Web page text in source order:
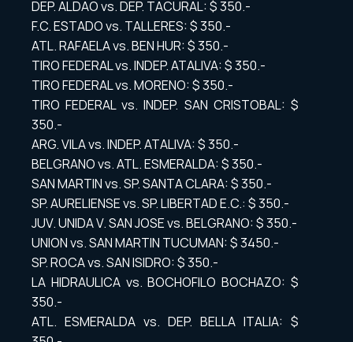
DEP. ALDAO vs. DEP. TACURAL: $ 350.-
F.C. ESTADO vs. TALLERES: $ 350.-
ATL. RAFAELA vs. BEN HUR: $ 350.-
TIRO FEDERAL vs. INDEP. ATALIVA: $ 350.-
TIRO FEDERAL vs. MORENO: $ 350.-
TIRO FEDERAL vs. INDEP. SAN CRISTOBAL: $
350.-
ARG. VILA vs. INDEP. ATALIVA: $ 350.-
BELGRANO vs. ATL. ESMERALDA: $ 350.-
SAN MARTIN vs. SP. SANTA CLARA: $ 350.-
SP. AURELIENSE vs. SP. LIBERTAD E.C.: $ 350.-
JUV. UNIDA V. SAN JOSE vs. BELGRANO: $ 350.-
UNION vs. SAN MARTIN TUCUMAN: $ 3450.-
SP. ROCA vs. SAN ISIDRO: $ 350.-
LA HIDRAULICA vs. BOCHOFILO BOCHAZO: $
350.-
ATL. ESMERALDA vs. DEP. BELLA ITALIA: $